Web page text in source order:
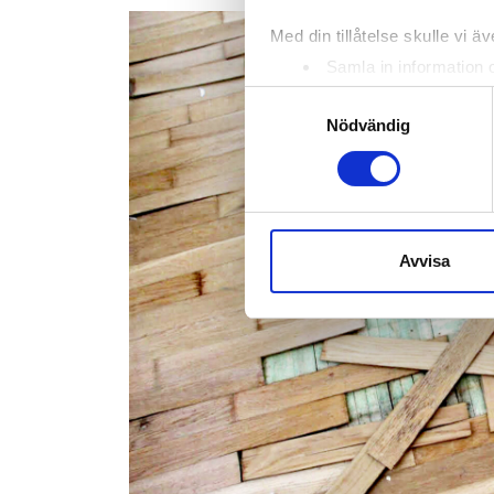
Med din tillåtelse skulle vi
Samla in information
Identifiera din enhet
Ta reda på mer om hur
eller dra tillbaka ditt
sociala medier och
till de sociala medier och
Nödvändig
Avvisa